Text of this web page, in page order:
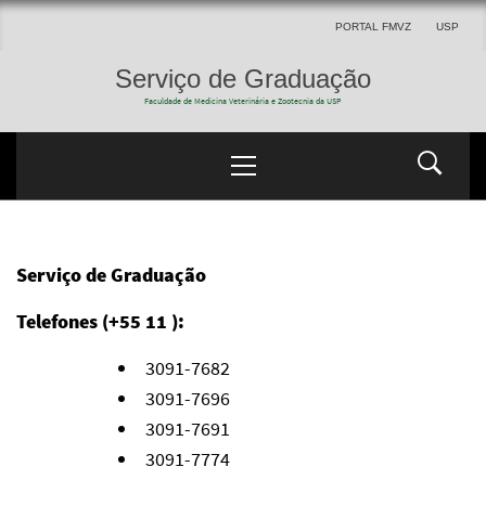
PORTAL FMVZ USP
Serviço de Graduação
Faculdade de Medicina Veterinária e Zootecnia da USP
Serviço de Graduação
Telefones (+55 11 ):
3091-7682
3091-7696
3091-7691
3091-7774